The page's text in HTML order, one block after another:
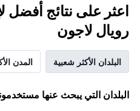
اعثر على نتائج أفضل
رويال لاجون
البلدان الأكثر شعبية المدن
البلدان التي يبحث عنها